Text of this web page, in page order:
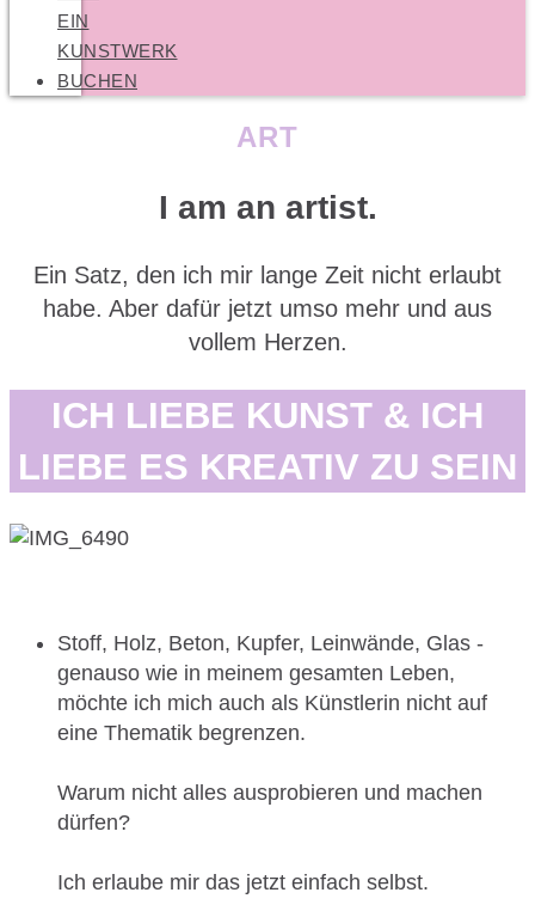
EIN
KUNSTWERK
BUCHEN
ART
I am an artist.
Ein Satz, den ich mir lange Zeit nicht erlaubt
habe. Aber dafür jetzt umso mehr und aus
vollem Herzen.
ICH LIEBE KUNST & ICH
LIEBE ES KREATIV ZU SEIN
Stoff, Holz, Beton, Kupfer, Leinwände, Glas -
genauso wie in meinem gesamten Leben,
möchte ich mich auch als Künstlerin nicht auf
eine Thematik begrenzen.
Warum nicht alles ausprobieren und machen
dürfen?
Ich erlaube mir das jetzt einfach selbst.